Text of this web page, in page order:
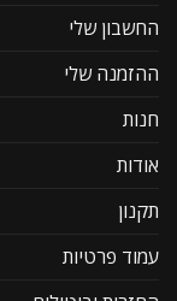
החשבון שלי
ההזמנה שלי
חנות
אודות
תקנון
עמוד פרטיות